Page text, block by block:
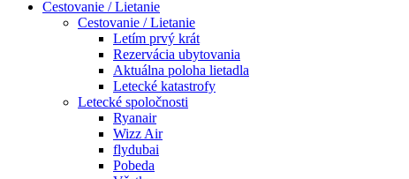
Cestovanie / Lietanie
Cestovanie / Lietanie
Letím prvý krát
Rezervácia ubytovania
Aktuálna poloha lietadla
Letecké katastrofy
Letecké spoločnosti
Ryanair
Wizz Air
flydubai
Pobeda